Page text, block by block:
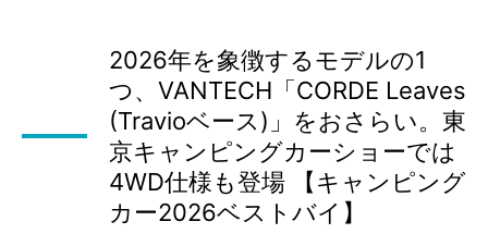
2026年を象徴するモデルの1
つ、VANTECH「CORDE Leaves
(Travioベース)」をおさらい。東
京キャンピングカーショーでは
4WD仕様も登場 【キャンピング
カー2026ベストバイ】